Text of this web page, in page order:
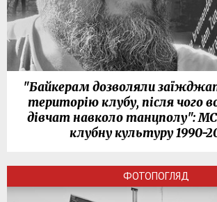
"Байкерам дозволяли
територію клубу, після чого
дівчат навколо танцполу":
клубну культуру 1990-
ФОТОПОГЛЯД